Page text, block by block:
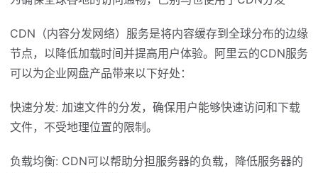
CDN（内容分发网络）服务是将内容缓存到全球分布的边缘
节点，以降低加载时间并提高用户体验。阿里云的CDN服务
可以为企业网盘产品带来以下好处：
快速分发: 加速文件的分发，确保用户能够快速访问和下载
文件，不受地理位置的限制。
负载均衡: CDN可以帮助分担服务器的负载，降低服务器的